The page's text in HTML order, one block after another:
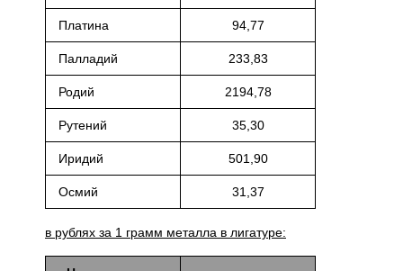
Платина 94,77
Палладий 233,83
Родий 2194,78
Рутений 35,30
Иридий 501,90
Осмий 31,37
в рублях за 1 грамм металла в лигатуре: